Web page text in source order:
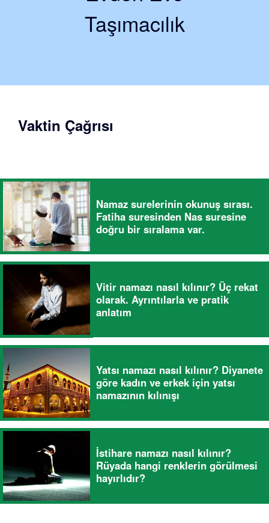
Taşımacılık
Vaktin Çağrısı
Namaz surelerinin okunuş sırası.
Fatiha suresinden Nas suresine
doğru bir sıralama var.
Vitir namazı nasıl kılınır? Üç rekat
olarak. Ayrıntılarla ve pratik
anlatım
Yatsı namazı nasıl kılınır? Diyanete
göre kadın ve erkek için yatsı
namazının kılınışı
İstihare namazı nasıl kılınır?
Rüyada hangi renklerin görülmesi
hayırlıdır?